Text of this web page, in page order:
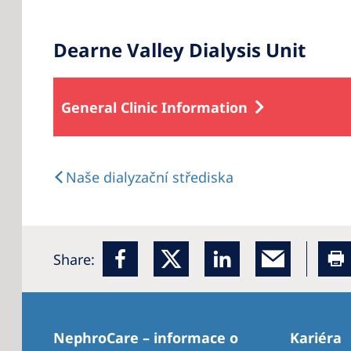
Dearne Valley Dialysis Unit
General Clinic Information
Naše dialyzační střediska
Share:
NephroCare – informace o
Kariéra